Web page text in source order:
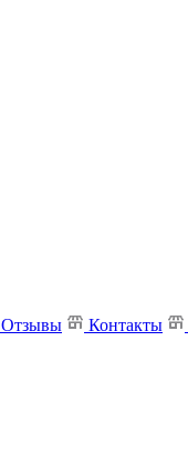
Отзывы Контакты